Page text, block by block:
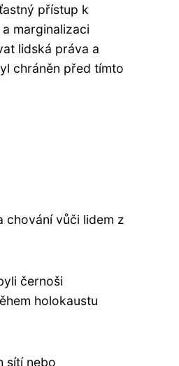
přístup k
marginalizaci
lidská práva a
chráněn před tímto
chování vůči lidem z
černoši
holokaustu
sítí nebo